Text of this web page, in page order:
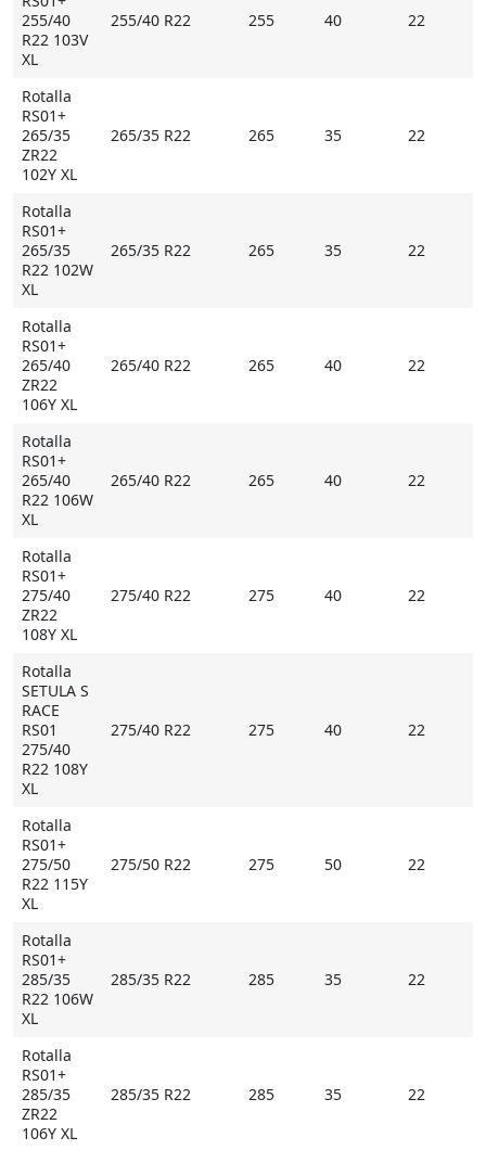
255/40
R22 103V
XL
255/40 R22 255 40 22
Rotalla
RS01+
265/35
ZR22
102Y XL
265/35 R22 265 35 22
Rotalla
RS01+
265/35
R22 102W
XL
265/35 R22 265 35 22
Rotalla
RS01+
265/40
ZR22
106Y XL
265/40 R22 265 40 22
Rotalla
RS01+
265/40
R22 106W
XL
265/40 R22 265 40 22
Rotalla
RS01+
275/40
ZR22
108Y XL
275/40 R22 275 40 22
Rotalla
SETULA S
RACE
RS01
275/40
R22 108Y
XL
275/40 R22 275 40 22
Rotalla
RS01+
275/50
R22 115Y
XL
275/50 R22 275 50 22
Rotalla
RS01+
285/35
R22 106W
XL
285/35 R22 285 35 22
Rotalla
RS01+
285/35
ZR22
106Y XL
285/35 R22 285 35 22